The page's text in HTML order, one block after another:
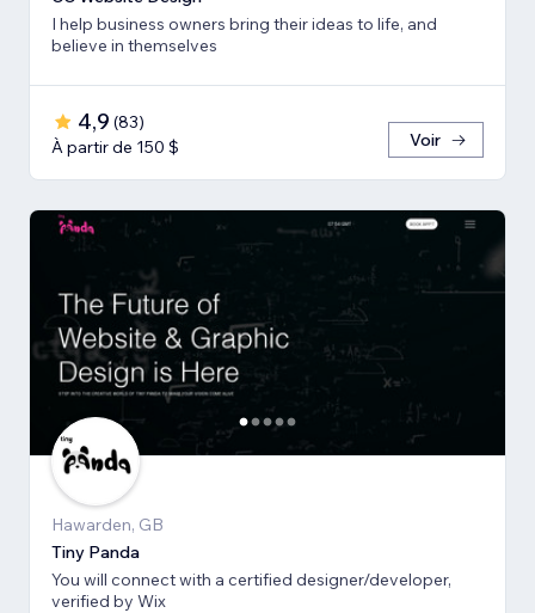
I help business owners bring their ideas to life, and
believe in themselves
4,9 (83)
À partir de 150 $
Voir
Hawarden, GB
Tiny Panda
You will connect with a certified designer/developer,
verified by Wix